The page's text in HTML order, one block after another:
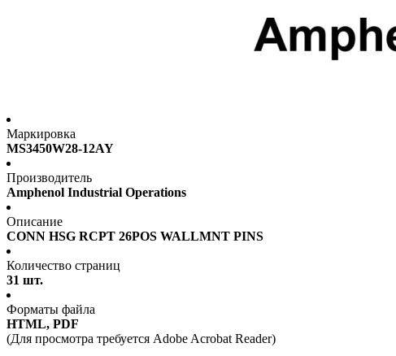
Маркировка
MS3450W28-12AY
Производитель
Amphenol Industrial Operations
Описание
CONN HSG RCPT 26POS WALLMNT PINS
Количество страниц
31 шт.
Форматы файла
HTML, PDF
(Для просмотра требуется Adobe Acrobat Reader)